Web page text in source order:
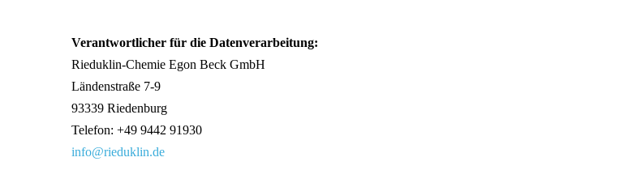
Verantwortlicher für die Datenverarbeitung:
Rieduklin-Chemie Egon Beck GmbH
Ländenstraße 7-9
93339 Riedenburg
Telefon: +49 9442 91930
info@rieduklin.de